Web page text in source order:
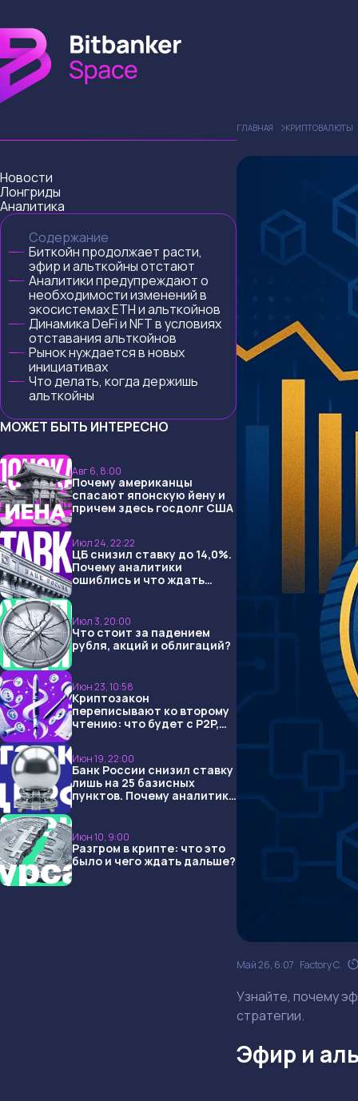
Новости
Лонгриды
Аналитика
Содержание
Биткойн продолжает расти,
эфир и альткойны отстают
Аналитики предупреждают о
необходимости изменений в
экосистемах ETH и альткойнов
Динамика DeFi и NFT в условиях
отставания альткойнов
Рынок нуждается в новых
инициативах
Что делать, когда держишь
альткойны
МОЖЕТ БЫТЬ ИНТЕРЕСНО
Авг 6, 8:00
Почему американцы
спасают японскую йену и
причем здесь госдолг США
Июл 24, 22:22
ЦБ снизил ставку до 14,0%.
Почему аналитики
ошиблись и что ждать
Июл 3, 20:00
Что стоит за падением
рубля, акций и облигаций?
Июн 23, 10:58
Криптозакон
переписывают ко второму
чтению: что будет с P2P,
Июн 19, 22:00
Банк России снизил ставку
лишь на 25 базисных
пунктов. Почему аналитики
Июн 10, 9:00
Разгром в крипте: что это
было и чего ждать дальше?
ГЛАВНАЯ КРИПТОВАЛЮТЫ
Май 26, 6:07 Factory C.
Узнайте, почему
стратегии.
Эфир и